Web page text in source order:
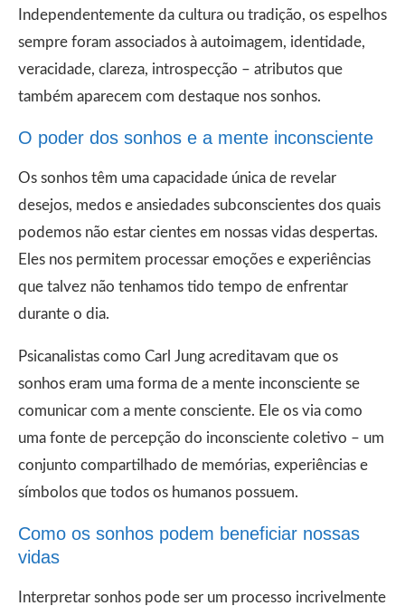
Independentemente da cultura ou tradição, os espelhos
sempre foram associados à autoimagem, identidade,
veracidade, clareza, introspecção – atributos que
também aparecem com destaque nos sonhos.
O poder dos sonhos e a mente inconsciente
Os sonhos têm uma capacidade única de revelar
desejos, medos e ansiedades subconscientes dos quais
podemos não estar cientes em nossas vidas despertas.
Eles nos permitem processar emoções e experiências
que talvez não tenhamos tido tempo de enfrentar
durante o dia.
Psicanalistas como Carl Jung acreditavam que os
sonhos eram uma forma de a mente inconsciente se
comunicar com a mente consciente. Ele os via como
uma fonte de percepção do inconsciente coletivo – um
conjunto compartilhado de memórias, experiências e
símbolos que todos os humanos possuem.
Como os sonhos podem beneficiar nossas
vidas
Interpretar sonhos pode ser um processo incrivelmente